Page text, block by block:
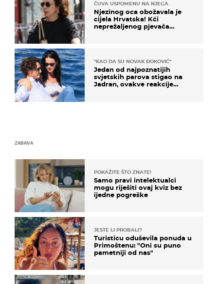
ČUVA USPOMENU NA NJEGA
Njezinog oca obožavala je
cijela Hrvatska! Kći
neprežaljenog pjevača
"KAO DA SU NOVAK ĐOKOVIĆ"
Jedan od najpoznatijih
svjetskih parova stigao na
Jadran, ovakve reakcije
ZABAVA
POKAŽITE ŠTO ZNATE!
Samo pravi intelektualci
mogu riješiti ovaj kviz bez
ijedne pogreške
JESTE LI PROBALI?
Turisticu oduševila ponuda u
Primoštenu: "Oni su puno
pametniji od nas"